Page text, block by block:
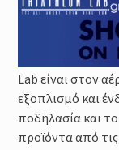
Lab είναι στον
εξοπλισμό και
ποδηλασία και
προϊόντα από τις